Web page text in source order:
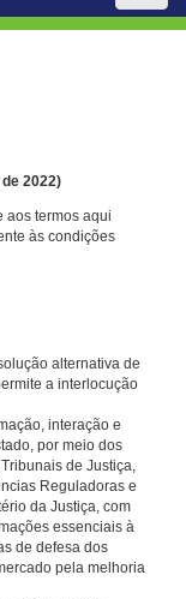
2022)
aos termos aqui
às condições
alternativa de
a interlocução
interação e
por meio dos
de Justiça,
Reguladoras e
da Justiça, com
essenciais à
de defesa dos
pela melhoria